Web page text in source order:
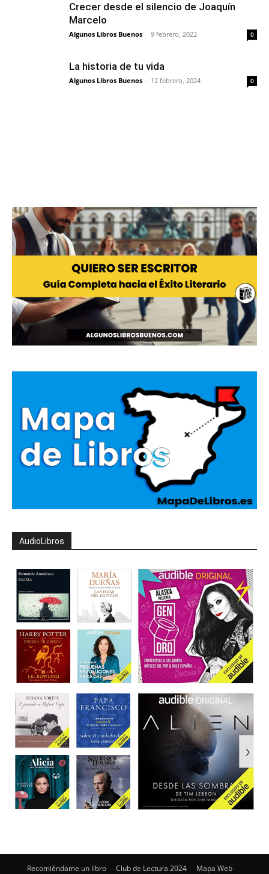
Crecer desde el silencio de Joaquín
Marcelo
Algunos Libros Buenos - 9 febrero, 2022 0
La historia de tu vida
Algunos Libros Buenos - 12 febrero, 2024 0
AudioLibros
Recomiéndame un libro Club de Lectura 2024 Mapa Web